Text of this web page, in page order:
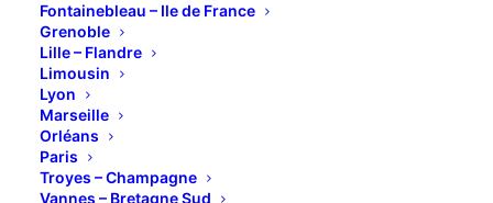
Fontainebleau – Ile de France
Grenoble
Lille – Flandre
Limousin
Lyon
Marseille
Orléans
Paris
Troyes – Champagne
Vannes – Bretagne Sud
Evènements Culturels